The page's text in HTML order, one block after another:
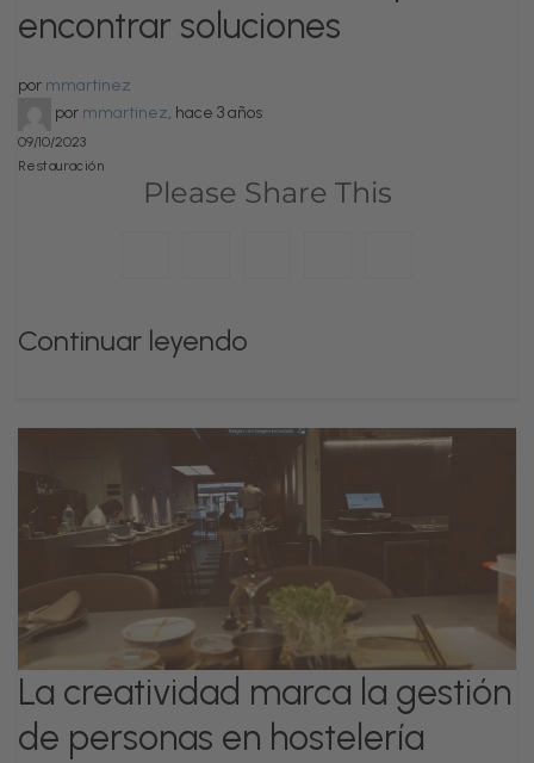
encontrar soluciones
por mmartinez
por mmartinez, hace 3 años
09/10/2023
Restauración
Please Share This
Continuar leyendo
La creatividad marca la gestión
de personas en hostelería